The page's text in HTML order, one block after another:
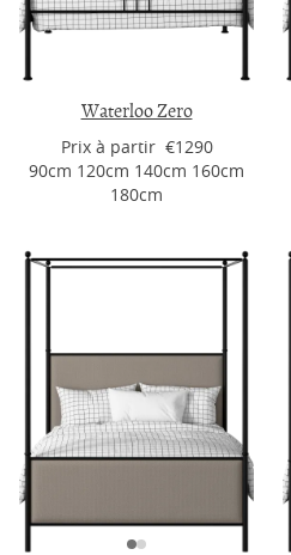
Waterloo Zero
Prix ​​à partir €1290
90cm 120cm 140cm 160cm
180cm